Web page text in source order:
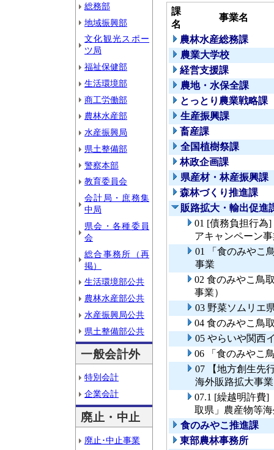
総務部
地域振興部
文化観光スポー
ツ局
福祉保健部
生活環境部
商工労働部
農林水産部
水産振興局
県土整備部
警察本部
教育委員会
会計局・庶務集
中局
県会・各種委員
会
総合事務所（再
掲）
生活環境部公共
農林水産部公共
水産振興局公共
県土整備部公共
一般会計外
特別会計
企業会計
廃止・中止
廃止･中止事業
課
名
事業名
農林水産総務課
農業大学校
経営支援課
農地・水保全課
とっとり農業戦略課
生産振興課
畜産課
全国植樹祭課
林政企画課
県産材・林産振興課
森林づくり推進課
販路拡大・輸出促進
01 [債務負担行為
アキャンペーン
01 「食のみやこ
事業
02 食のみやこ鳥
事業）
03 野菜ソムリエ
04 食のみやこ鳥
05 やらいや関西
06 「食のみやこ
07 【地方創生先
海外販路拡大事業
07.1 [繰越明許費]
取県」農産物等
食のみやこ推進課
東部農林事務所